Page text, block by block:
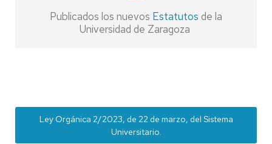
Publicados los nuevos Estatutos de la
Universidad de Zaragoza
Ley Orgánica 2/2023, de 22 de marzo, del Sistema
Universitario.